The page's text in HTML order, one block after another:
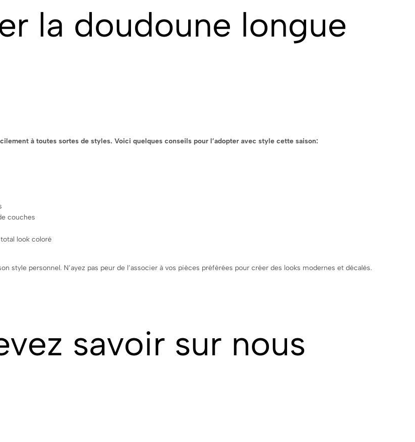
la doudoune longue
à toutes sortes de styles. Voici quelques conseils pour l’adopter avec style cette saison:
couches
look coloré
style personnel. N’ayez pas peur de l’associer à vos pièces préférées pour créer des looks modernes et décalés.
savoir sur nous